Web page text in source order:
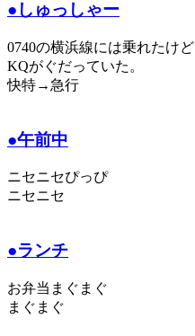
●しゅっしゃー
0740の横浜線には乗れたけど
KQがぐだっていた。
快特→急行
●午前中
ニセニセぴっぴ
ニセニセ
●ランチ
お弁当まぐまぐ
まぐまぐ